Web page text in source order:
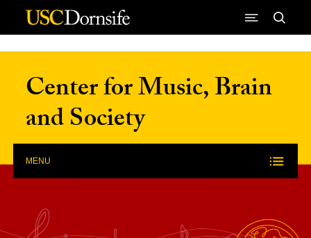
Skip to Content
Center for Music, Brain
and Society
MENU